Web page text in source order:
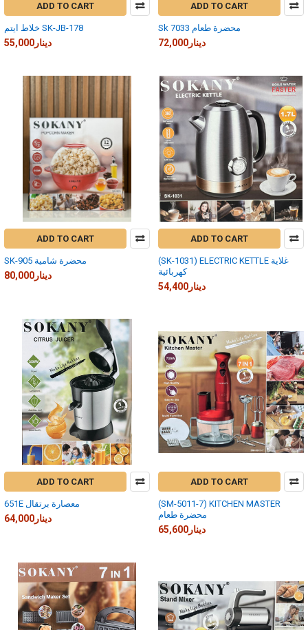
ADD TO CART
خلاط ايتم SK-JB-178
55,000دينار
ADD TO CART
Sk 7033 محضرة طعام
72,000دينار
ADD TO CART
SK-905 محضرة شامية
80,000دينار
ADD TO CART
(SK-1031) ELECTRIC KETTLE غلاية
كهربائية
54,400دينار
ADD TO CART
651E معصارة برتقال
64,000دينار
ADD TO CART
(SM-5011-7) KITCHEN MASTER
محضرة طعام
65,600دينار